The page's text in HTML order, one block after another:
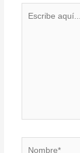
aquí...